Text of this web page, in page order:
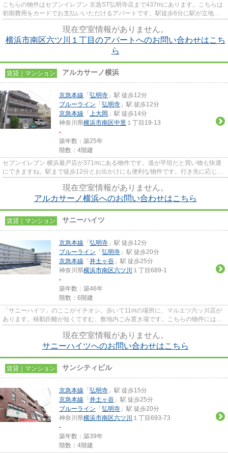
こちらの物件はセブンイレブン 京急ST弘明寺店まで437mにあります。こちらは
初期費用をカードでお支払いいただけるアパートです。駅徒歩6分に駅が立地す
現在空室情報がありません。
横浜市南区六ツ川１丁目のアパートへのお問い合わせはこち
ら
賃貸｜マンション アルカサーノ横浜
京急本線 「 弘明寺 」駅 徒歩12分
ブルーライン 「 弘明寺 」駅 徒歩12分
京急本線 「 上大岡 」駅 徒歩14分
神奈川県横浜市南区中里 １丁目19-13
-
築年数：築25年
階数：4階建
セブンイレブン 横浜最戸店が371mにある物件です。道が平坦だと買い物も快適
にできますね。駅まで徒歩12分とお出かけにも便利な物件です。行き先に応じて
現在空室情報がありません。
アルカサーノ横浜へのお問い合わせはこちら
賃貸｜マンション サニーハイツ
京急本線 「 弘明寺 」駅 徒歩12分
ブルーライン 「 弘明寺 」駅 徒歩20分
京急本線 「 井土ヶ谷 」駅 徒歩25分
神奈川県横浜市南区六ツ川 １丁目689‐1
-
築年数：築46年
階数：6階建
「サニーハイツ」のここがイチオシ。歩いて11mの場所に、マルエツ六ッ川店が
あります。移動距離が短くてすむ、敷地内ごみ置き場です。こちらの物件にはエ
現在空室情報がありません。
サニーハイツへのお問い合わせはこちら
賃貸｜マンション サンシティビル
京急本線 「 弘明寺 」駅 徒歩15分
京急本線 「 井土ヶ谷 」駅 徒歩25分
ブルーライン 「 弘明寺 」駅 徒歩20分
神奈川県横浜市南区六ツ川 １丁目693-73
-
築年数：築39年
階数：4階建